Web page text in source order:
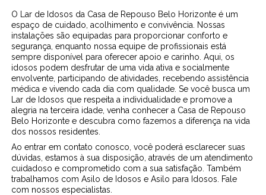
O Lar de Idosos da Casa de Repouso Belo Horizonte é um
espaço de cuidado, acolhimento e convivência. Nossas
instalações são equipadas para proporcionar conforto e
segurança, enquanto nossa equipe de profissionais está
sempre disponível para oferecer apoio e carinho. Aqui, os
idosos podem desfrutar de uma vida ativa e socialmente
envolvente, participando de atividades, recebendo assistência
médica e vivendo cada dia com qualidade. Se você busca um
Lar de Idosos que respeita a individualidade e promove a
alegria na terceira idade, venha conhecer a Casa de Repouso
Belo Horizonte e descubra como fazemos a diferença na vida
dos nossos residentes.
Ao entrar em contato conosco, você poderá esclarecer suas
dúvidas, estamos à sua disposição, através de um atendimento
cuidadoso e comprometido com a sua satisfação. Também
trabalhamos com Asilo de Idosos e Asilo para Idosos. Fale
com nossos especialistas.